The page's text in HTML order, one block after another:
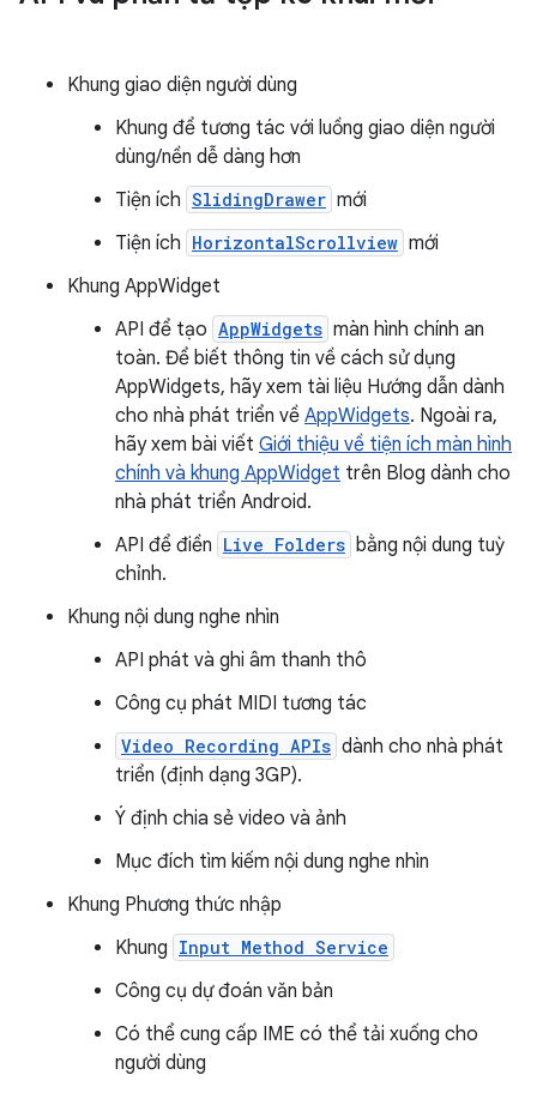
Khung giao diện người dùng
Khung để tương tác với luồng giao diện người
dùng/nền dễ dàng hơn
Tiện ích SlidingDrawer mới
Tiện ích HorizontalScrollview mới
Khung AppWidget
API để tạo AppWidgets màn hình chính an
toàn. Để biết thông tin về cách sử dụng
AppWidgets, hãy xem tài liệu Hướng dẫn dành
cho nhà phát triển về AppWidgets. Ngoài ra,
hãy xem bài viết Giới thiệu về tiện ích màn hình
chính và khung AppWidget trên Blog dành cho
nhà phát triển Android.
API để điền Live Folders bằng nội dung tuỳ
chỉnh.
Khung nội dung nghe nhìn
API phát và ghi âm thanh thô
Công cụ phát MIDI tương tác
Video Recording APIs dành cho nhà phát
triển (định dạng 3GP).
Ý định chia sẻ video và ảnh
Mục đích tìm kiếm nội dung nghe nhìn
Khung Phương thức nhập
Khung Input Method Service
Công cụ dự đoán văn bản
Có thể cung cấp IME có thể tải xuống cho
người dùng